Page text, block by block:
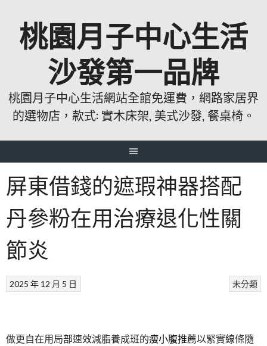
桃園月子中心生活
沙發第一品牌
桃園月子中心生活網站全館免運費，網路家居界
的選物店，款式: 實木床架, 美式沙發, 餐桌椅。
屏東借錢的遮瑕神器搭配
丹參粉在用治療退化性關
節炎
未分類
2025 年 12 月 5 日
做更自在用局部速效減脂養成班的瘦小腹推薦以緊實線條隨